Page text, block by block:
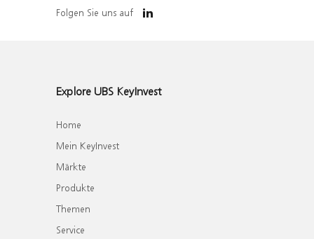
Folgen Sie uns auf
Explore UBS KeyInvest
Home
Mein KeyInvest
Märkte
Produkte
Themen
Service